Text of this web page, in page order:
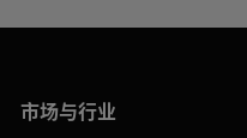
市场与行业